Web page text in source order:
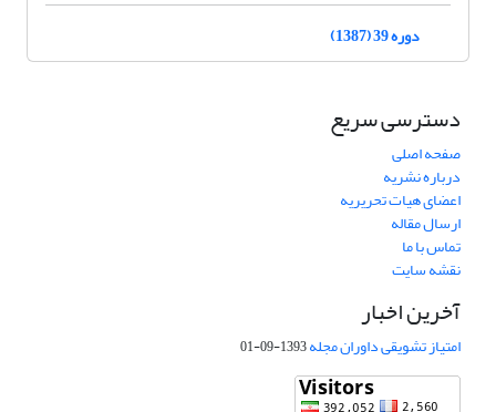
دوره 39 (1387)
دسترسی سریع
صفحه اصلی
درباره نشریه
اعضای هیات تحریریه
ارسال مقاله
تماس با ما
نقشه سایت
آخرین اخبار
امتیاز تشویقی داوران مجله1393-09-01